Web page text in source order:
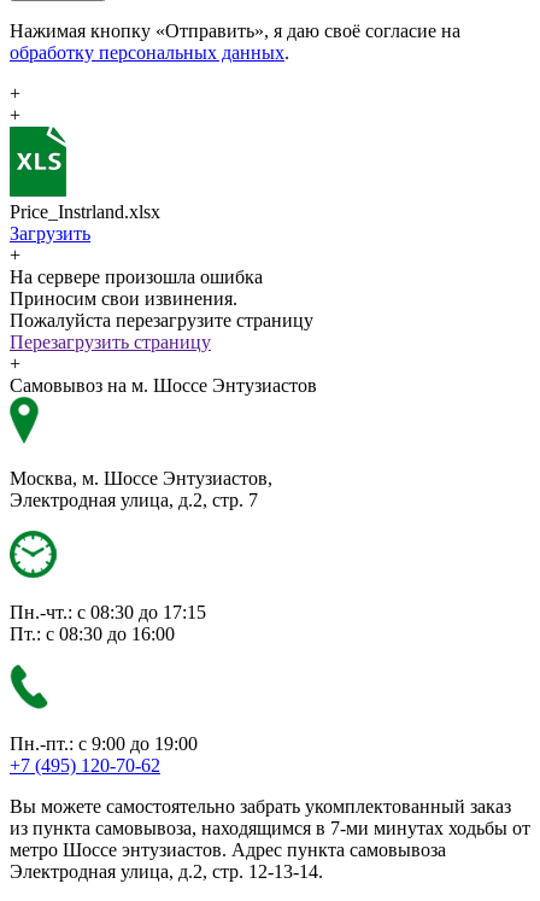
Нажимая кнопку «Отправить», я даю своё согласие на
обработку персональных данных.
+
+
Price_Instrland.xlsx
Загрузить
+
На сервере произошла ошибка
Приносим свои извинения.
Пожалуйста перезагрузите страницу
Перезагрузить страницу
+
Самовывоз на м. Шоссе Энтузиастов
Москва, м. Шоссе Энтузиастов,
Электродная улица, д.2, стр. 7
Пн.-чт.: с 08:30 до 17:15
Пт.: с 08:30 до 16:00
Пн.-пт.: с 9:00 до 19:00
+7 (495) 120-70-62
Вы можете самостоятельно забрать укомплектованный заказ
из пункта самовывоза, находящимся в 7-ми минутах ходьбы от
метро Шоссе энтузиастов. Адрес пункта самовывоза
Электродная улица, д.2, стр. 12-13-14.